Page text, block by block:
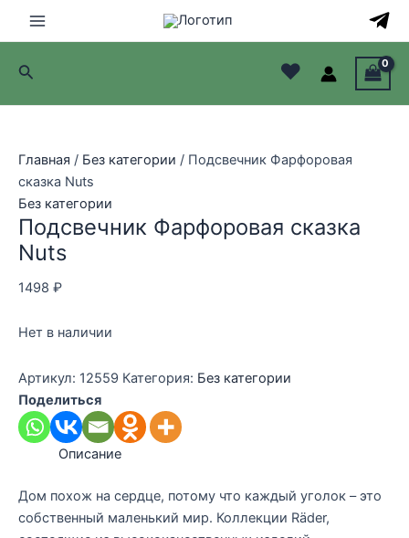
Main
Menu
Поиск ♥
Главная / Без категории / Подсвечник Фарфоровая
сказка Nuts
Без категории
Подсвечник Фарфоровая сказка
Nuts
1498 ₽
Нет в наличии
Артикул: 12559 Категория: Без категории
Поделиться
Описание
Дом похож на сердце, потому что каждый уголок – это
собственный маленький мир. Коллекции Räder,